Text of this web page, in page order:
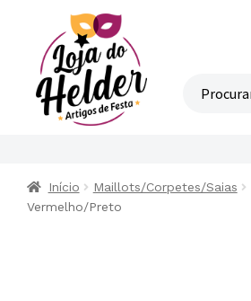
Início Maillots/Corpetes/Saias
Vermelho/Preto